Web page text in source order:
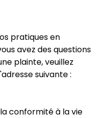
pratiques en
avez des questions
plainte, veuillez
suivante :
conformité à la vie